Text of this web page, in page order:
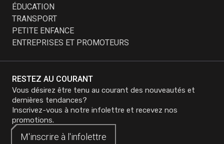
RESTEZ AU COURANT
Vous désirez être tenu au courant des nouveautés et
dernières tendances?
Inscrivez-vous à notre infolettre et recevez nos
promotions.
M'inscrire à l'infolettre
M'inscrire à l'infolettre
ÉDUCATION
TRANSPORT
PETITE ENFANCE
ENTREPRISES ET PROMOTEURS